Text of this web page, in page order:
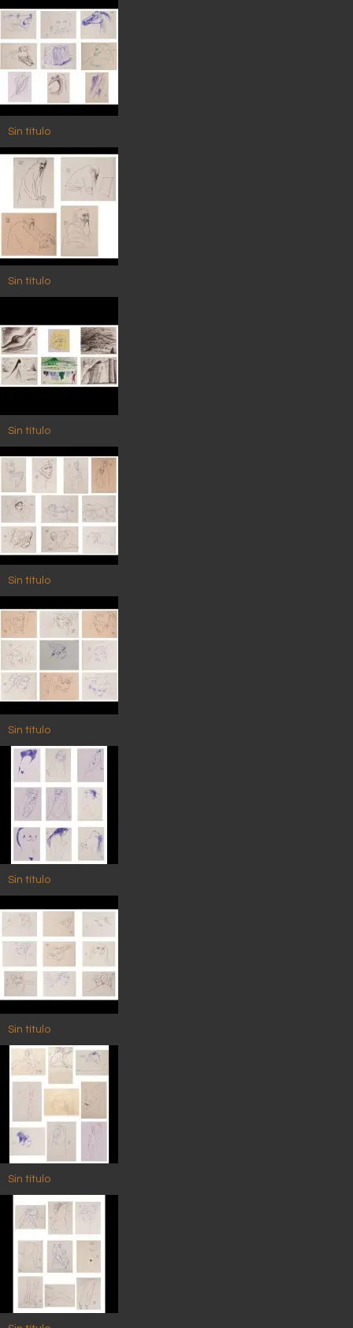
Sin título
Sin título
Sin título
Sin título
Sin título
Sin título
Sin título
Sin título